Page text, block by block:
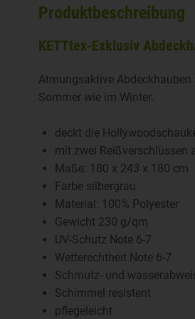
Produktbeschreibung
KETTtex-Exklusiv
Atmungsaktive
Sommer wie im Winter.
deckt die
mit zwei Reißverschlüssen
Maße: 180 x 243 x 180 cm
Farbe silbergrau
Material: 100% Polyester
Gewicht 230 g/qm
UV-Schutz Note 6-7
Wetterechtheit Note 6-7
Schmutz- und
Schimmel resistent
pflegeleicht